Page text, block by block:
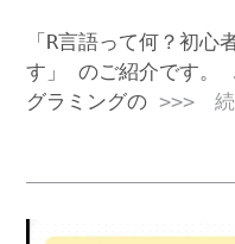
「R言語って何？初心
す」 のご紹介です。
グラミングの >>> 続